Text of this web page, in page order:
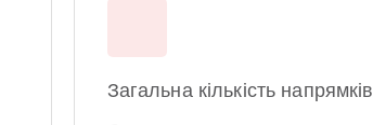
Загальна кількість напрямків